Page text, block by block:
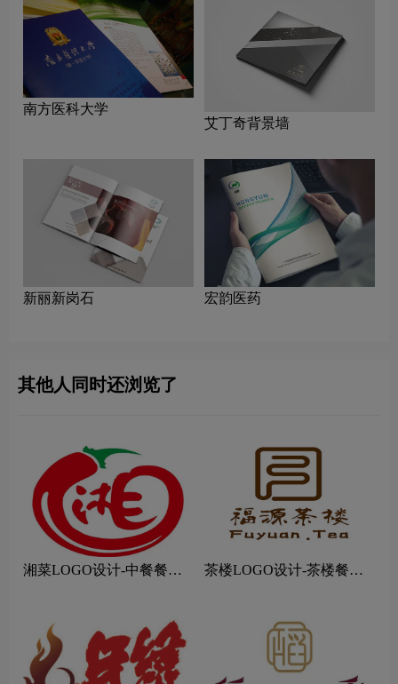
南方医科大学
艾丁奇背景墙
新丽新岗石 宏韵医药
其他人同时还浏览了
湘菜LOGO设计-中餐餐饮
茶楼LOGO设计-茶楼餐饮